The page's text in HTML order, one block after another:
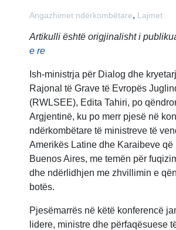
Angazhimet ndërkombëtare, Lajmet
Artikulli është origjinalisht i
e re
Ish-ministrja për Dialog dhe
Rajonal të Grave të Evropës
(RWLSEE), Edita Tahiri, po
Argjentinë, ku po merr pjesë në
ndërkombëtare të ministreve të
Amerikës Latine dhe Karaibeve që
Buenos Aires, me temën për
dhe ndërlidhjen me zhvillimin e
botës.
Pjesëmarrës në këtë konferencë
lidere, ministre dhe përfaqësuese